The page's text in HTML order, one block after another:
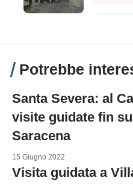
Potrebbe
Santa Severa: al
visite guidate fin
Saracena
15 Giugno 2022
Visita guidata a